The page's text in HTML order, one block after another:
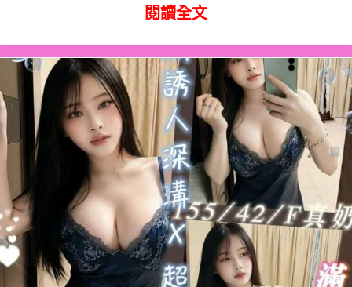
閱讀全文